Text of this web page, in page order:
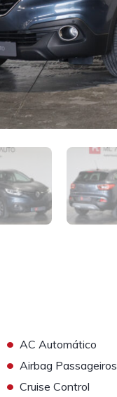
• AC Automático
• Airbag Passageiros
• Cruise Control